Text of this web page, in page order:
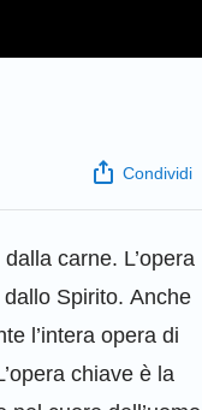
Condividi
carne. L’opera
Spirito. Anche
l’intera opera di
chiave è la